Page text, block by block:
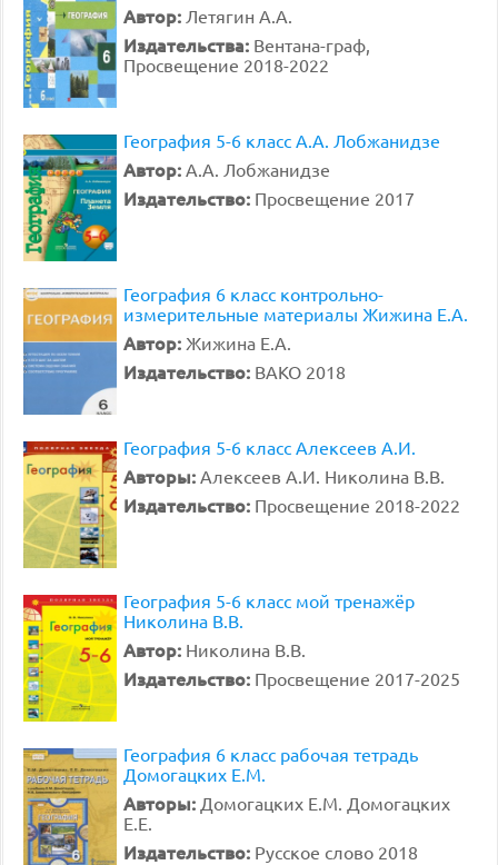
Автор: Летягин А.А.
Издательства: Вентана-граф,
Просвещение 2018-2022
География 5-6 класс А.А. Лобжанидзе
Автор: А.А. Лобжанидзе
Издательство: Просвещение 2017
География 6 класс контрольно-
измерительные материалы Жижина Е.А.
Автор: Жижина Е.А.
Издательство: ВАКО 2018
География 5-6 класс Алексеев А.И.
Авторы: Алексеев А.И. Николина В.В.
Издательство: Просвещение 2018-2022
География 5-6 класс мой тренажёр
Николина В.В.
Автор: Николина В.В.
Издательство: Просвещение 2017-2025
География 6 класс рабочая тетрадь
Домогацких Е.М.
Авторы: Домогацких Е.М. Домогацких
Е.Е.
Издательство: Русское слово 2018